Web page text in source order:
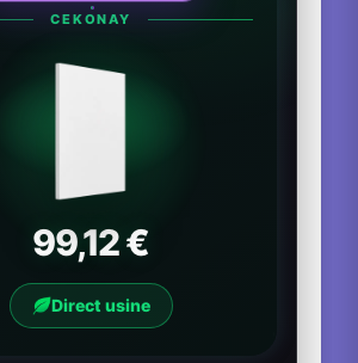
CEKONAY
99,12 €
Direct usine